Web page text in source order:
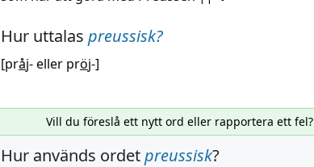
Hur uttalas preussisk?
[pråj- eller pröj-]
Vill du föreslå ett nytt ord eller rapportera ett fel?
Hur används ordetpreussisk?